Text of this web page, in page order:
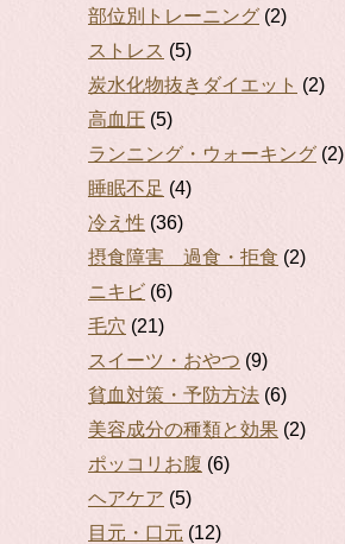
部位別トレーニング (2)
ストレス (5)
炭水化物抜きダイエット (2)
高血圧 (5)
ランニング・ウォーキング (2)
睡眠不足 (4)
冷え性 (36)
摂食障害 過食・拒食 (2)
ニキビ (6)
毛穴 (21)
スイーツ・おやつ (9)
貧血対策・予防方法 (6)
美容成分の種類と効果 (2)
ポッコリお腹 (6)
ヘアケア (5)
目元・口元 (12)